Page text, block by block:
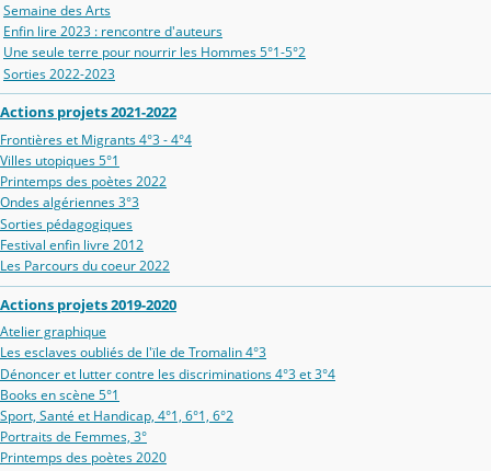
Semaine des Arts
Enfin lire 2023 : rencontre d'auteurs
Une seule terre pour nourrir les Hommes 5°1-5°2
Sorties 2022-2023
Actions projets 2021-2022
Frontières et Migrants 4°3 - 4°4
Villes utopiques 5°1
Printemps des poètes 2022
Ondes algériennes 3°3
Sorties pédagogiques
Festival enfin livre 2012
Les Parcours du coeur 2022
Actions projets 2019-2020
Atelier graphique
Les esclaves oubliés de l'ïle de Tromalin 4°3
Dénoncer et lutter contre les discriminations 4°3 et 3°4
Books en scène 5°1
Sport, Santé et Handicap, 4°1, 6°1, 6°2
Portraits de Femmes, 3°
Printemps des poètes 2020